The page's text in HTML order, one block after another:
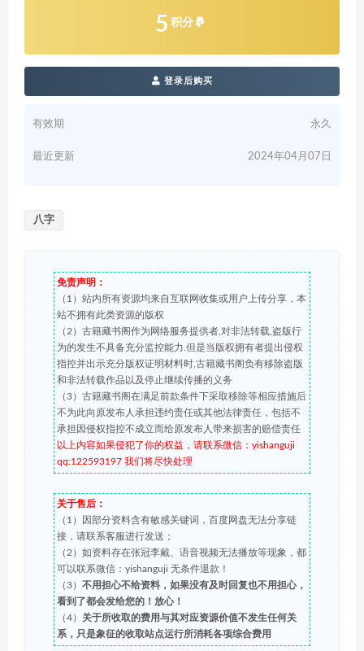
5 积分
登录后购买
有效期 永久
最近更新 2024年04月07日
八字
免责声明：
（1）站内所有资源均来自互联网收集或用户上传分享，本
站不拥有此类资源的版权
（2）古籍藏书阁作为网络服务提供者,对非法转载,盗版行
为的发生不具备充分监控能力.但是当版权拥有者提出侵权
指控并出示充分版权证明材料时,古籍藏书阁负有移除盗版
和非法转载作品以及停止继续传播的义务
（3）古籍藏书阁在满足前款条件下采取移除等相应措施后
不为此向原发布人承担违约责任或其他法律责任，包括不
承担因侵权指控不成立而给原发布人带来损害的赔偿责任
以上内容如果侵犯了你的权益，请联系微信：yishanguji
qq:122593197 我们将尽快处理
关于售后：
（1）因部分资料含有敏感关键词，百度网盘无法分享链
接，请联系客服进行发送；
（2）如资料存在张冠李戴、语音视频无法播放等现象，都
可以联系微信：yishanguji 无条件退款！
（3） 不用担心不给资料，如果没有及时回复也不用担心，
看到了都会发给您的！放心！
（4） 关于所收取的费用与其对应资源价值不发生任何关
系，只是象征的收取站点运行所消耗各项综合费用